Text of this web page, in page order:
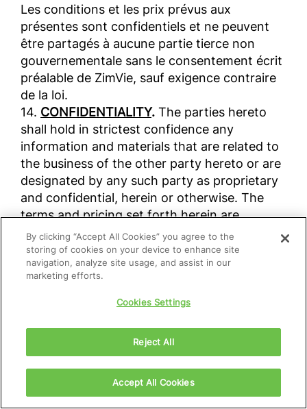
Les conditions et les prix prévus aux
présentes sont confidentiels et ne peuvent
être partagés à aucune partie tierce non
gouvernementale sans le consentement écrit
préalable de ZimVie, sauf exigence contraire
de la loi.
14. CONFIDENTIALITY. The parties hereto
shall hold in strictest confidence any
information and materials that are related to
the business of the other party hereto or are
designated by any such party as proprietary
and confidential, herein or otherwise. The
terms and pricing set forth herein are
confidential and must not be shared with any
non-governmental third party without the
prior written consent of ZimVie unless
required by operation of law.
présentes Conditions de vente est jugée
illégale ou inapplicable pour quelque raison
que ce soit, ladite illégalité ou inapplicabilité
ne doit avoir aucune conséquence sur
By clicking “Accept All Cookies” you agree to the
storing of cookies on your device to enhance site
navigation, analyze site usage, and assist in our
marketing efforts.
Cookies Settings
Reject All
Accept All Cookies